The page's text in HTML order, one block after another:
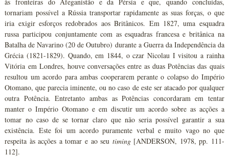
tornariam possível a Rússia transportar rapidamente as suas forças, o que
iria exigir esforços redobrados aos Britânicos. Em 1827, uma esquadra
russa participou conjuntamente com as esquadras francesa e britânica na
Batalha de Navarino (20 de Outubro) durante a Guerra da Independência da
Grécia (1821-1829). Quando, em 1844, o czar Nicolau I visitou a rainha
Vitória em Londres, houve conversações entre as duas Potências das quais
resultou um acordo para ambas cooperarem perante o colapso do Império
Otomano, que parecia iminente, ou no caso de este ser atacado por qualquer
outra Potência. Entretanto ambas as Potências concordaram em tentar
manter o Império Otomano e em discutir um acordo sobre as acções a
tomar no caso de se tornar claro que não seria possível garantir a sua
existência. Este foi um acordo puramente verbal e muito vago no que
respeita às acções a tomar e ao seu timing[ANDERSON, 1978, pp. 111-
112].